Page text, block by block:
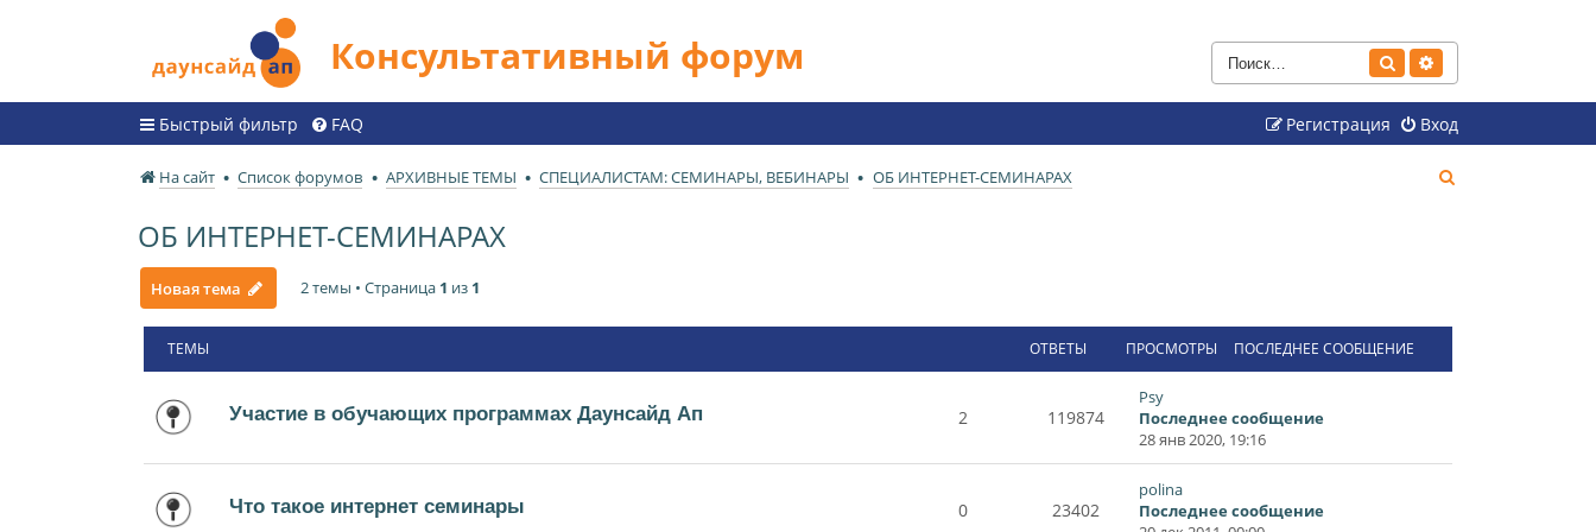
Консультативный форум Поиск
Быстрый фильтр FAQ Вход
Регистрация
На сайт Список форумов АРХИВНЫЕ ТЕМЫ СПЕЦИАЛИСТАМ: СЕМИНАРЫ, ВЕБИНАРЫ ОБ ИНТЕРНЕТ-СЕМИНАРАХ
ОБ ИНТЕРНЕТ-СЕМИНАРАХ
Новая тема 2 темы • Страница 1 из 1
ТЕМЫ ОТВЕТЫ ПРОСМОТРЫ ПОСЛЕДНЕЕ СООБЩЕНИЕ
Участие в обучающих программах Даунсайд Ап 2 119874
Psy
Последнее сообщение
28 янв 2020, 19:16
Что такое интернет семинары 0 23402
polina
Последнее сообщение